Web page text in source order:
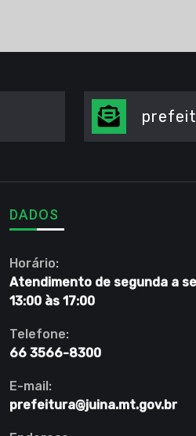
DADOS
Horário:
Atendimento de segunda a
13:00 às 17:00
Telefone:
66 3566-8300
E-mail:
prefeitura@juina.mt.gov.br